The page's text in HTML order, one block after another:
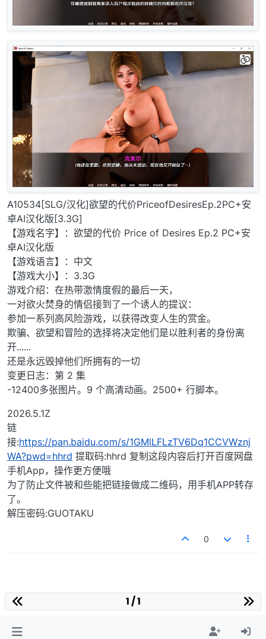
A10534[SLG/汉化]欲望的代价PriceofDesiresEp.2PC+安
卓AI汉化版[3.3G]
【游戏名字】：欲望的代价 Price of Desires Ep.2 PC+安
卓AI汉化版
【游戏语言】：中文
【游戏大小】：3.3G
游戏介绍：在热带激情度假的最后一天，
一对欲火焚身的情侣接到了一个诱人的提议：
参加一系列高风险游戏，以获得改变人生的赏金。
欺骗、欲望和冒险的选择将决定他们是以胜利者的身份离
开......
还是永远毁掉他们所拥有的一切
变更日志：第 2 集
-12400多张图片。9 个高清动画。2500+ 行脚本。
2026.5.1Z
链
接:https://pan.baidu.com/s/1GMlLFLzTV6Dq1CCVWznj
WA?pwd=hhrd 提取码:hhrd 复制这段内容后打开百度网盘
手机App，操作更方便哦
为了防止文件被和些能把链接做成二维码，用手机APP转存
了。
解压密码:GUOTAKU
0
1 / 1